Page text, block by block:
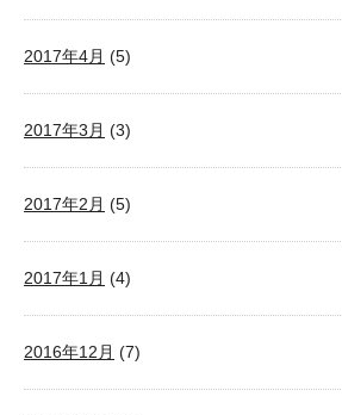
2017年4月 (5)
2017年3月 (3)
2017年2月 (5)
2017年1月 (4)
2016年12月 (7)